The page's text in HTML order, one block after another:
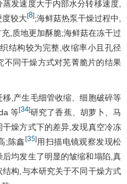
发速度大于内部水分转移速度,
度较大[8];海鲜菇热泵干燥过程中,
,质地更加酥脆;海鲜菇在冻干过
结构较为完整,收缩率小且孔径
不同干燥方式对芜菁脆片的结果
,产生毛细管收缩、细胞破碎等
等[34]研究了香蕉、胡萝卜、马
燥方式下的差异,发现真空冷冻
;陈鑫 [35]用扫描电镜观察发现松
均发生了明显的皱缩和塌陷,真
构,与本研究关于不同干燥方式